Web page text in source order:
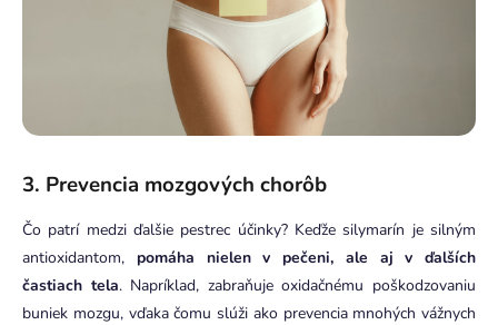
3. Prevencia mozgových chorôb
Čo patrí medzi ďalšie pestrec účinky? Keďže silymarín je silným
antioxidantom, pomáha nielen v pečeni, ale aj v ďalších
častiach tela. Napríklad, zabraňuje oxidačnému poškodzovaniu
buniek mozgu, vďaka čomu slúži ako prevencia mnohých vážnych